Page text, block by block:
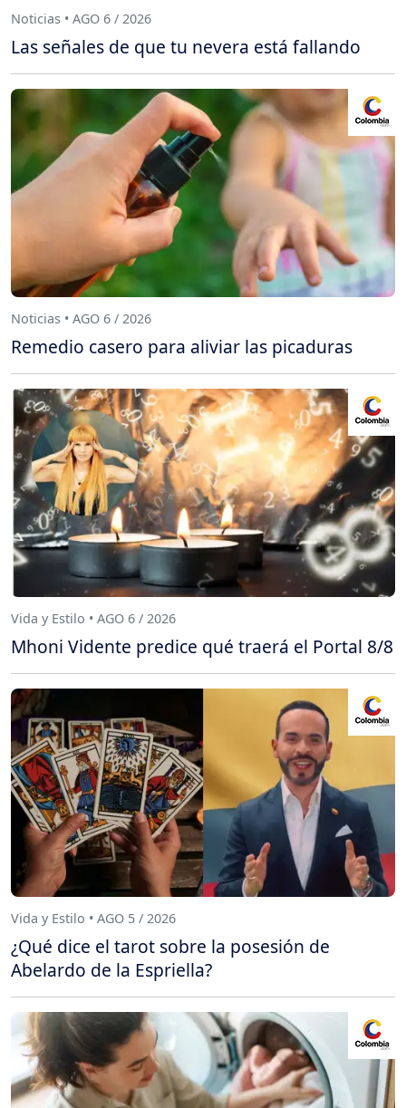
Noticias • AGO 6 / 2026
Las señales de que tu nevera está fallando
Noticias • AGO 6 / 2026
Remedio casero para aliviar las picaduras
Vida y Estilo • AGO 6 / 2026
Mhoni Vidente predice qué traerá el Portal 8/8
Vida y Estilo • AGO 5 / 2026
¿Qué dice el tarot sobre la posesión de
Abelardo de la Espriella?